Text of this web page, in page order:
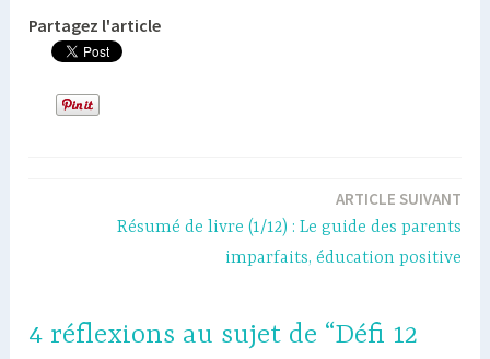
Partagez l'article
ARTICLE SUIVANT
Résumé de livre (1/12) : Le guide des parents
imparfaits, éducation positive
4 réflexions au sujet de “Défi 12